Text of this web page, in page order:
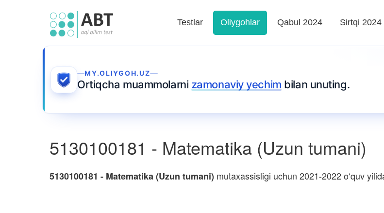
Testlar Oliygohlar Qabul 2024 Sirtqi 2024
MY.OLIYGOH.UZ
Ortiqcha muammolarni zamonaviy yechim bilan unuting.
5130100181 - Matematika (Uzun tumani)
5130100181 - Matematika (Uzun tumani) mutaxassisligi uchun 2021-2022 o‘quv